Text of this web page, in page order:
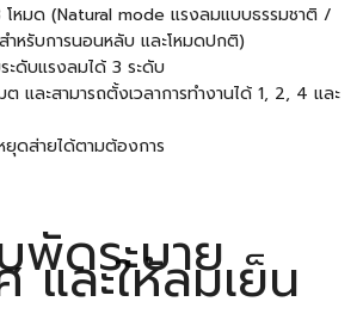
โหมด (Natural mode แรงลมแบบธรรมชาติ /
หรับการนอนหลับ และโหมดปกติ)
ะดับแรงลมได้ 3 ระดับ
และสามารถตั้งเวลาการทำงานได้ 1, 2, 4 และ
ยุดส่ายได้ตามต้องการ
พัดระบาย
และให้ลมเย็น